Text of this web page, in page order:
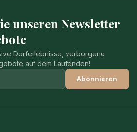
unseren Newsletter
Dorferlebnisse, verborgene
auf dem Laufenden!
Abonnieren